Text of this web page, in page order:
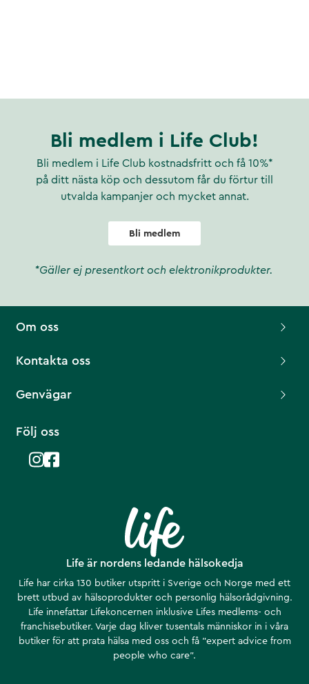
Bli medlem i Life Club!
Bli medlem i Life Club kostnadsfritt och få 10%*
på ditt nästa köp och dessutom får du förtur till
utvalda kampanjer och mycket annat.
Bli medlem
*Gäller ej presentkort och elektronikprodukter.
Life är nordens ledande hälsokedja
Life har cirka 130 butiker utspritt i Sverige och Norge med ett
brett utbud av hälsoprodukter och personlig hälsorådgivning.
Life innefattar Lifekoncernen inklusive Lifes medlems- och
franchisebutiker. Varje dag kliver tusentals människor in i våra
butiker för att prata hälsa med oss och få ”expert advice from
people who care”.
Om oss
Kontakta oss
Genvägar
Följ oss